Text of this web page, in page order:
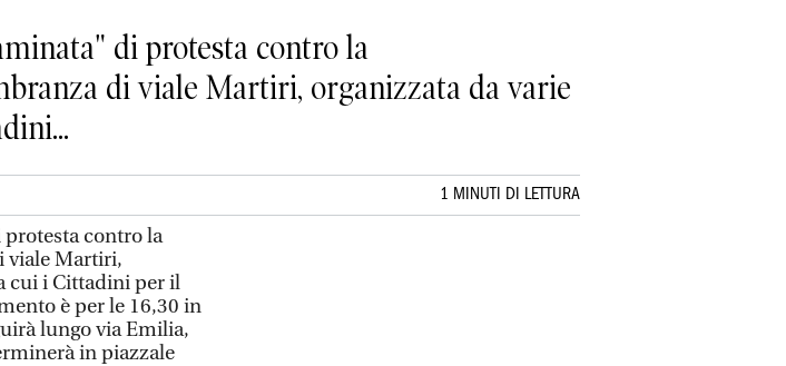
di protesta contro la
di viale Martiri, organizzata da varie
1 MINUTI DI LETTURA
contro la
viale Martiri,
cui i Cittadini per il
è per le 16,30 in
lungo via Emilia,
in piazzale